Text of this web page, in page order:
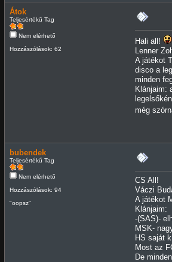
Átok
Teljesértékű Tag
Nem elérhető
Hozzászólások: 62
Hali all!
Lenner
A játékot
disco a
minden
Klánjaim:
még
bubendek
Teljesértékű Tag
Nem elérhető
Hozzászólások: 94
"oopsz"
CS All!
Váczi
A játékot
Klánjaim:
-(SAS)-
MSK-
HS saját
Most az
De